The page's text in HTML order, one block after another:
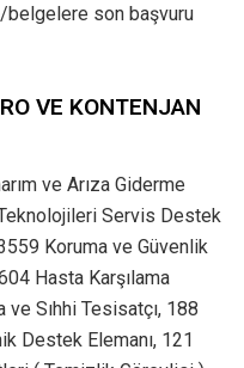
son başvuru
VE KONTENJAN
ve Arıza Giderme
Servis Destek
Koruma ve Güvenlik
Hasta Karşılama
Sıhhi Tesisatçı, 188
Destek Elemanı, 121